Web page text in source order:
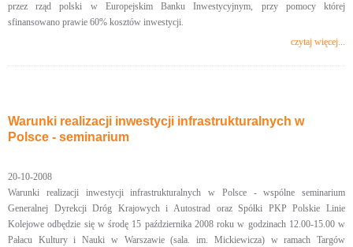
przez rząd polski w Europejskim Banku Inwestycyjnym, przy pomocy której
sfinansowano prawie 60% kosztów inwestycji.
czytaj więcej...
Warunki realizacji inwestycji infrastrukturalnych w
Polsce - seminarium
20-10-2008
Warunki realizacji inwestycji infrastrukturalnych w Polsce - wspólne seminarium
Generalnej Dyrekcji Dróg Krajowych i Autostrad oraz Spółki PKP Polskie Linie
Kolejowe odbędzie się w środę 15 października 2008 roku w godzinach 12.00-15.00 w
Pałacu Kultury i Nauki w Warszawie (sala. im. Mickiewicza) w ramach Targów